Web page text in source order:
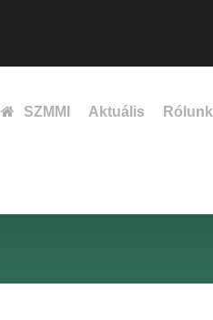
SZMMI Aktuális Rólunk